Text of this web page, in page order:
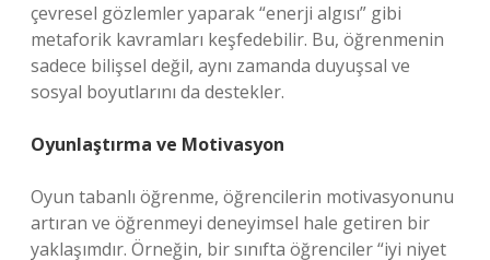
çevresel gözlemler yaparak “enerji algısı” gibi
metaforik kavramları keşfedebilir. Bu, öğrenmenin
sadece bilişsel değil, aynı zamanda duyuşsal ve
sosyal boyutlarını da destekler.
Oyunlaştırma ve Motivasyon
Oyun tabanlı öğrenme, öğrencilerin motivasyonunu
artıran ve öğrenmeyi deneyimsel hale getiren bir
yaklaşımdır. Örneğin, bir sınıfta öğrenciler “iyi niyet